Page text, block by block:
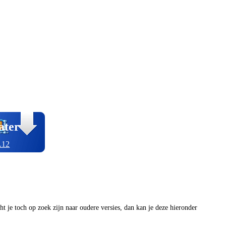
je toch op zoek zijn naar oudere versies, dan kan je deze hieronder